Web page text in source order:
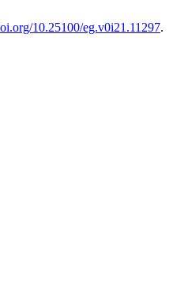
10.25100/eg.v0i21.11297.